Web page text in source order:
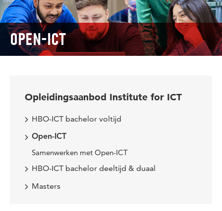
OPEN-ICT
Opleidingsaanbod Institute for ICT
HBO-ICT bachelor voltijd
Open-ICT
Samenwerken met Open-ICT
HBO-ICT bachelor deeltijd & duaal
Masters